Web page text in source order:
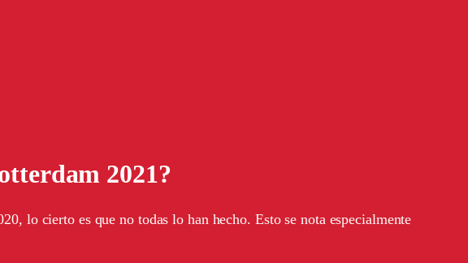
2021?
lo cierto es que no todas lo han hecho. Esto se nota especialmente